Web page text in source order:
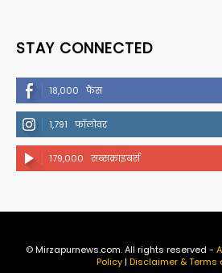
STAY CONNECTED
18,000 फैंस
1,791 फॉलोवर
179,000 सब्सक्राइबर्स
© Mirzapurnews.com. All rights reserved -
Policy| Disclaimer & Terms